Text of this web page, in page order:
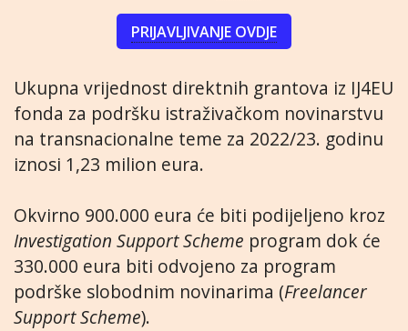
PRIJAVLJIVANJE OVDJE
Ukupna vrijednost direktnih grantova iz IJ4EU
fonda za podršku istraživačkom novinarstvu
na transnacionalne teme za 2022/23. godinu
iznosi 1,23 milion eura.
Okvirno 900.000 eura će biti podijeljeno kroz
Investigation Support Scheme program dok će
330.000 eura biti odvojeno za program
podrške slobodnim novinarima (Freelancer
Support Scheme).